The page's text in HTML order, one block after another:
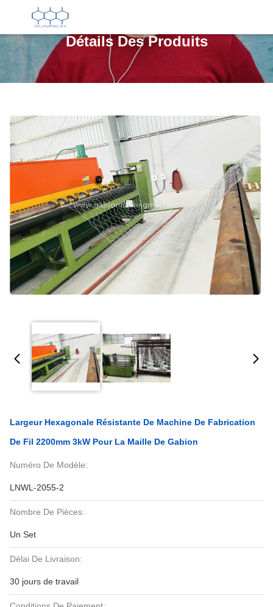
Détails Des Produits
Largeur Hexagonale Résistante De Machine De Fabrication
De Fil 2200mm 3kW Pour La Maille De Gabion
Numéro De Modèle:
LNWL-2055-2
Nombre De Pièces:
Un Set
Délai De Livraison:
30 jours de travail